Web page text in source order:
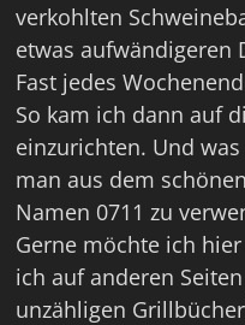
verkohlten
etwas aufwändigeren
Fast jedes
So kam ich dann auf
einzurichten. Und
man aus dem
Namen 0711 zu
Gerne möchte ich
ich auf anderen
unzähligen